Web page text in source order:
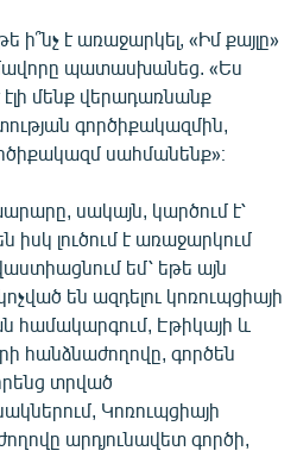
ի՞նչ է առաջարկել, «Իմ քայլը»
պատասխանեց. «Ես
մենք վերադառնանք
գործիքակազմին,
սահմանենք»։
սակայն, կարծում է՝
լուծում է առաջարկում
եմ՝ եթե այն
են ազդելու կոռուպցիայի
համակարգում, Էթիկայի և
հանձնաժողովը, գործեն
տրված
Կոռուպցիայի
արդյունավետ գործի,